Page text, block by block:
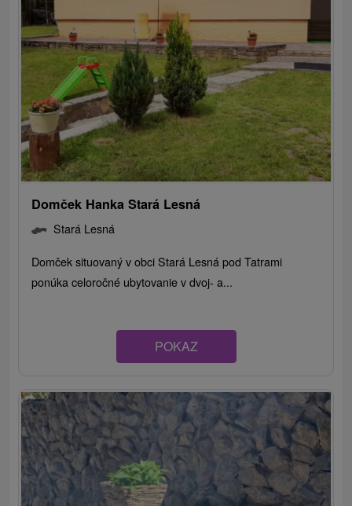
Domček Hanka Stará Lesná
Stará Lesná
Domček situovaný v obci Stará Lesná pod Tatrami
ponúka celoročné ubytovanie v dvoj- a...
POKAZ